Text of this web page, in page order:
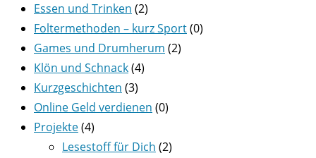
Essen und Trinken (2)
Foltermethoden – kurz Sport(0)
Games und Drumherum (2)
Klön und Schnack(4)
Kurzgeschichten (3)
Online Geld verdienen (0)
Projekte(4)
Lesestoff für Dich (2)